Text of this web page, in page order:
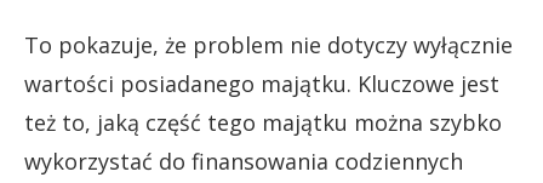
To pokazuje, że problem nie dotyczy wyłącznie
wartości posiadanego majątku. Kluczowe jest
też to, jaką część tego majątku można szybko
wykorzystać do finansowania codziennych